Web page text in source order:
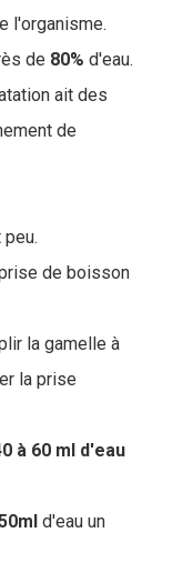
l'organisme.
de 80% d'eau.
ait des
de
de boisson
la gamelle à
la prise
à 60 ml d'eau
d'eau un